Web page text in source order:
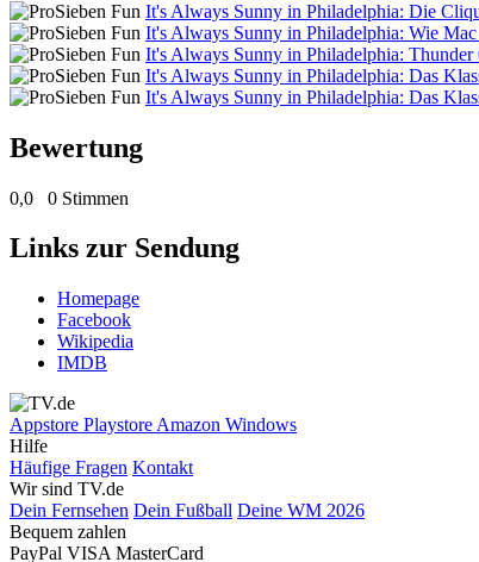
It's Always Sunny in Philadelphia: Die
It's Always Sunny in Philadelphia: Wie
It's Always Sunny in Philadelphia: Thunder
It's Always Sunny in Philadelphia: Das
It's Always Sunny in Philadelphia: Das
Bewertung
0,0 0 Stimmen
Links zur Sendung
Homepage
Facebook
Wikipedia
IMDB
Appstore Playstore Amazon Windows
Hilfe
Häufige Fragen Kontakt
Wir sind TV.de
Dein Fernsehen Dein Fußball Deine WM 2026
Bequem zahlen
PayPal VISA MasterCard